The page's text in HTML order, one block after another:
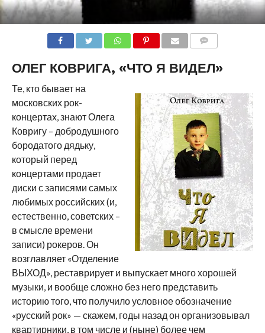
ОЛЕГ КОВРИГА, «ЧТО Я ВИДЕЛ»
Те, кто бывает на
московских рок-
концертах, знают Олега
Ковригу – добродушного
бородатого дядьку,
который перед
концертами продает
диски с записями самых
любимых российских (и,
естественно, советских –
в смысле времени
записи) рокеров. Он
возглавляет «Отделение
ВЫХОД», реставрирует и выпускает много хорошей
музыки, и вообще сложно без него представить
историю того, что получило условное обозначение
«русский рок» — скажем, годы назад он организовывал
квартирники, в том числе и (ныне) более чем